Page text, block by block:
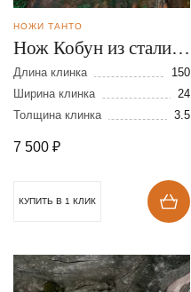
НОЖИ ТАНТО
Нож Кобун из стали
Х12МФ
Длина клинка
150
Ширина клинка
24
Толщина клинка
3.5
7 500 ₽
КУПИТЬ В 1 КЛИК